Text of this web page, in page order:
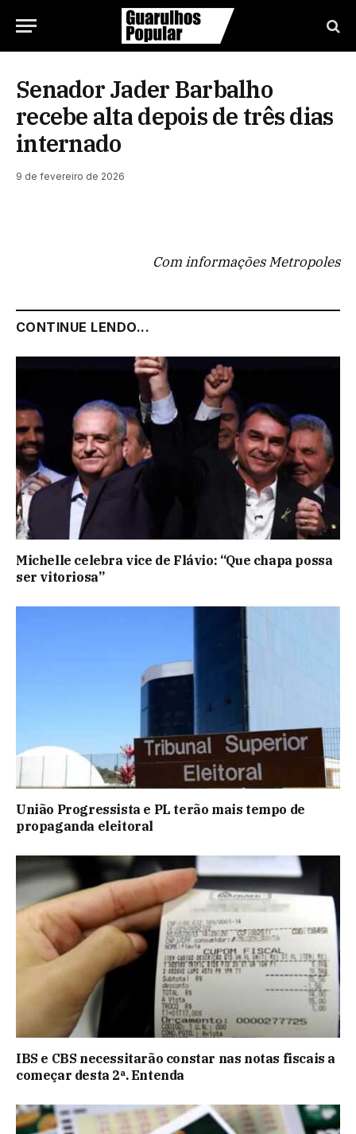
Senador Jader Barbalho
recebe alta depois de três dias
internado
9 de fevereiro de 2026
Com informações Metropoles
CONTINUE LENDO...
Michelle celebra vice de Flávio: “Que chapa possa
ser vitoriosa”
União Progressista e PL terão mais tempo de
propaganda eleitoral
IBS e CBS necessitarão constar nas notas fiscais a
começar desta 2ª. Entenda